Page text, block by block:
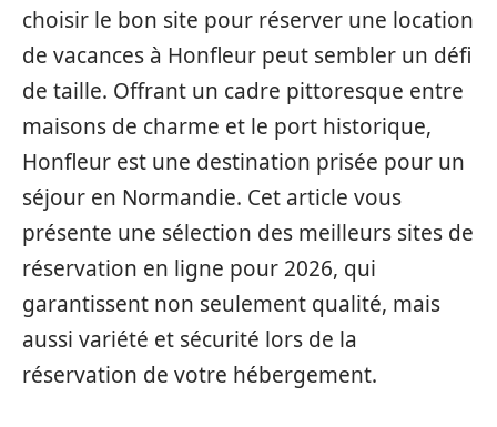
choisir le bon site pour réserver une location
de vacances à Honfleur peut sembler un défi
de taille. Offrant un cadre pittoresque entre
maisons de charme et le port historique,
Honfleur est une destination prisée pour un
séjour en Normandie. Cet article vous
présente une sélection des meilleurs sites de
réservation en ligne pour 2026, qui
garantissent non seulement qualité, mais
aussi variété et sécurité lors de la
réservation de votre hébergement.